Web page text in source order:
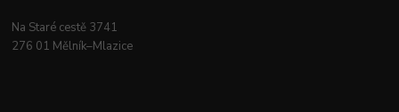
Na Staré cestě 3741
276 01 Mělník–Mlazice